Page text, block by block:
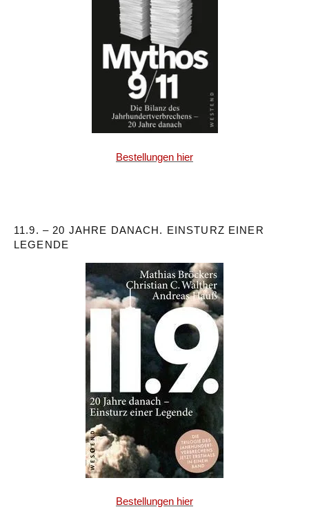
Bestellungen hier
11.9. – 20 JAHRE DANACH. EINSTURZ EINER
LEGENDE
Bestellungen hier